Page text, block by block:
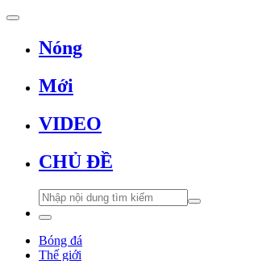
Nóng
Mới
VIDEO
CHỦ ĐỀ
Bóng đá
Thế giới